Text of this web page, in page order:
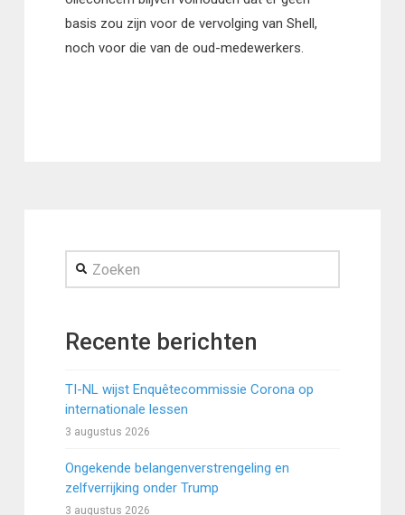
basis zou zijn voor de vervolging van Shell,
noch voor die van de oud-medewerkers.
Zoeken
Recente berichten
TI-NL wijst Enquêtecommissie Corona op
internationale lessen
3 augustus 2026
Ongekende belangenverstrengeling en
zelfverrijking onder Trump
3 augustus 2026